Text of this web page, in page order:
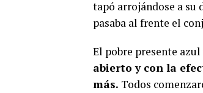
tapó arrojándose a su
pasaba al frente el
El pobre presente
abierto y con la
más. Todos